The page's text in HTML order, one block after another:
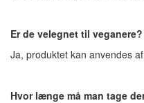
Er de velegnet til veganere?
Ja, produktet kan anvendes
Hvor længe må man tage